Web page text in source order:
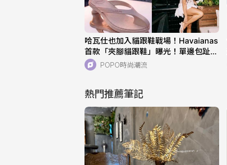
哈瓦仕也加入貓跟鞋戰場！Havaianas
首款「夾腳貓跟鞋」曝光！單邊包趾超
好看、一亮相就爆紅！
POPO時尚潮流
熱門推薦筆記